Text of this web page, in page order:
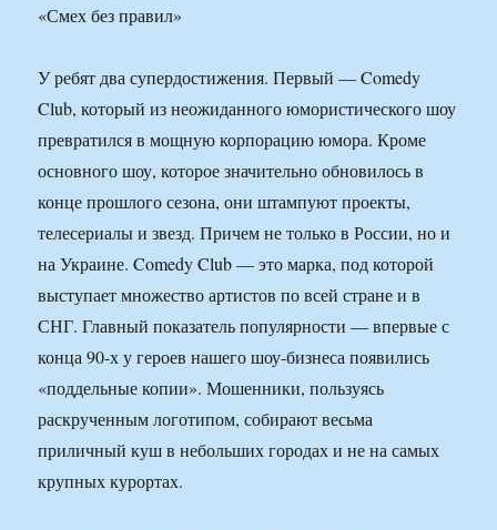
«Смех без правил»
У ребят два супердостижения. Первый — Comedy
Club, который из неожиданного юмористического шоу
превратился в мощную корпорацию юмора. Кроме
основного шоу, которое значительно обновилось в
конце прошлого сезона, они штампуют проекты,
телесериалы и звезд. Причем не только в России, но и
на Украине. Comedy Club — это марка, под которой
выступает множество артистов по всей стране и в
СНГ. Главный показатель популярности — впервые с
конца 90-х у героев нашего шоу-бизнеса появились
«поддельные копии». Мошенники, пользуясь
раскрученным логотипом, собирают весьма
приличный куш в небольших городах и не на самых
крупных курортах.